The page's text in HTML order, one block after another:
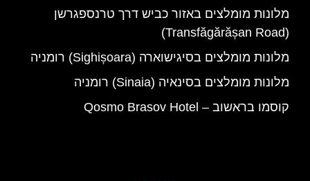
מלונות מומלצים באזור כביש דרך טרנספגרשן
(Transfăgărășan Road)
מלונות מומלצים בסיגישוארה (Sighișoara) רומניה
מלונות מומלצים בסינאיה (Sinaia) רומניה
קוסמו בראשוב – Qosmo Brasov Hotel